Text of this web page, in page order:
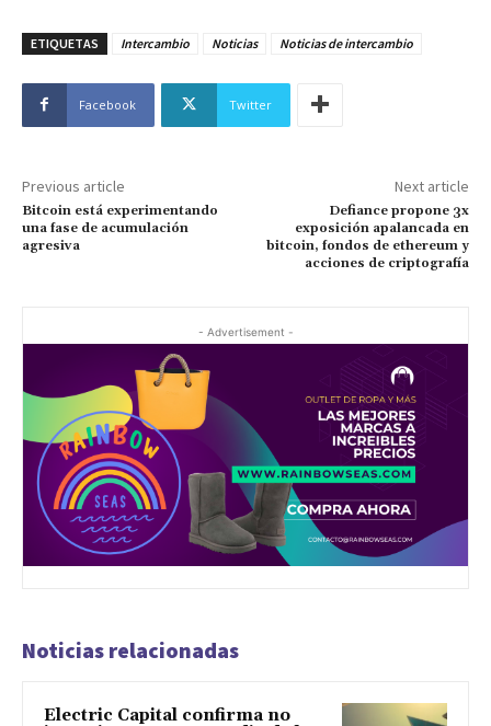
ETIQUETAS Intercambio Noticias Noticias de intercambio
Facebook Twitter
Previous article
Bitcoin está experimentando
una fase de acumulación
agresiva
Next article
Defiance propone 3x
exposición apalancada en
bitcoin, fondos de ethereum y
acciones de criptografía
- Advertisement -
Noticias relacionadas
Electric Capital confirma no